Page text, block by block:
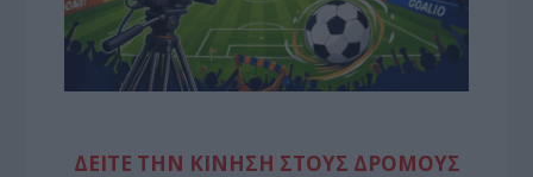
ΔΕΙΤΕ ΤΗΝ ΚΙΝΗΣΗ ΣΤΟΥΣ ΔΡΌΜΟΥΣ